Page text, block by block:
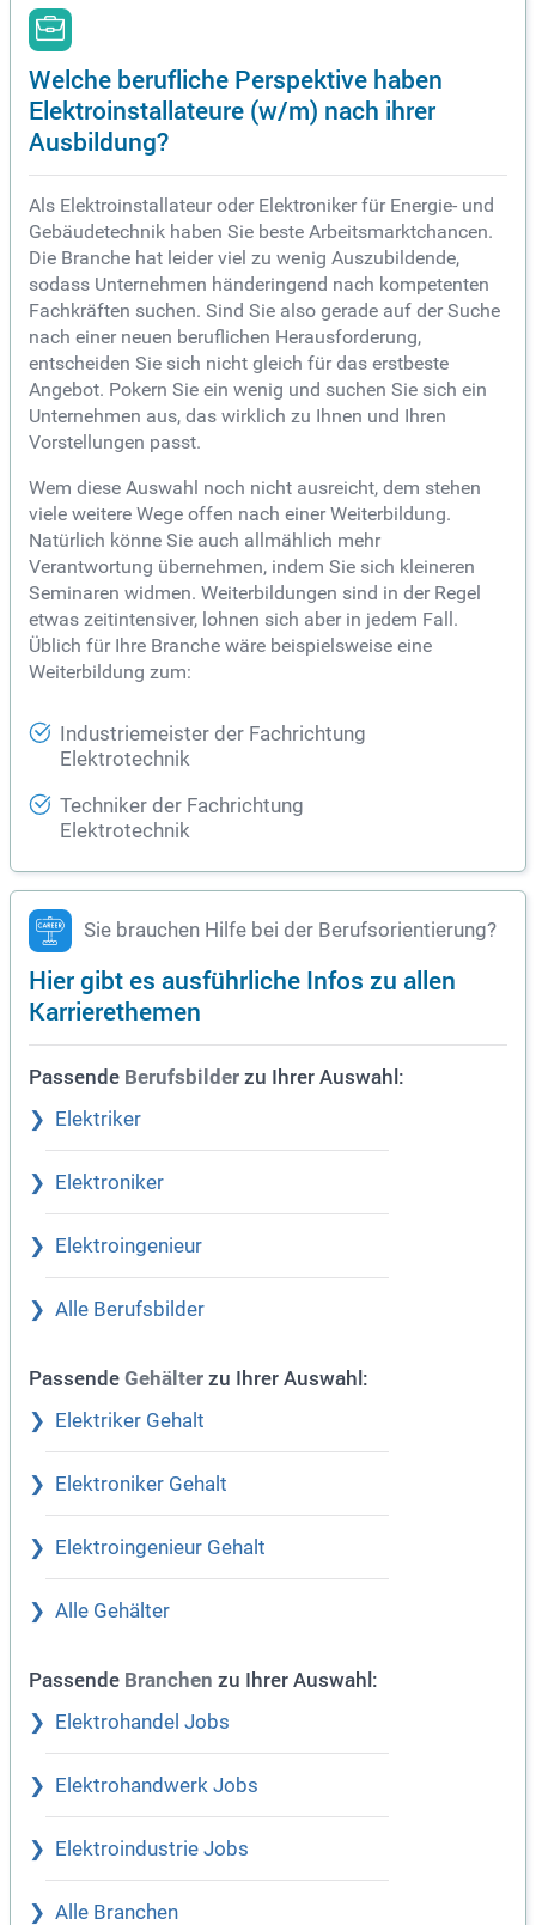
Welche berufliche Perspektive haben
Elektroinstallateure (w/m) nach ihrer
Ausbildung?
Als Elektroinstallateur oder Elektroniker für Energie- und
Gebäudetechnik haben Sie beste Arbeitsmarktchancen.
Die Branche hat leider viel zu wenig Auszubildende,
sodass Unternehmen händeringend nach kompetenten
Fachkräften suchen. Sind Sie also gerade auf der Suche
nach einer neuen beruflichen Herausforderung,
entscheiden Sie sich nicht gleich für das erstbeste
Angebot. Pokern Sie ein wenig und suchen Sie sich ein
Unternehmen aus, das wirklich zu Ihnen und Ihren
Vorstellungen passt.
Wem diese Auswahl noch nicht ausreicht, dem stehen
viele weitere Wege offen nach einer Weiterbildung.
Natürlich könne Sie auch allmählich mehr
Verantwortung übernehmen, indem Sie sich kleineren
Seminaren widmen. Weiterbildungen sind in der Regel
etwas zeitintensiver, lohnen sich aber in jedem Fall.
Üblich für Ihre Branche wäre beispielsweise eine
Weiterbildung zum:
Industriemeister der Fachrichtung
Elektrotechnik
Techniker der Fachrichtung
Elektrotechnik
Sie brauchen Hilfe bei der Berufsorientierung?
Hier gibt es ausführliche Infos zu allen
Karrierethemen
Passende Berufsbilder zu Ihrer Auswahl:
Elektriker
Elektroniker
Elektroingenieur
Alle Berufsbilder
Passende Gehälter zu Ihrer Auswahl:
Elektriker Gehalt
Elektroniker Gehalt
Elektroingenieur Gehalt
Alle Gehälter
Passende Branchen zu Ihrer Auswahl:
Elektrohandel Jobs
Elektrohandwerk Jobs
Elektroindustrie Jobs
Alle Branchen